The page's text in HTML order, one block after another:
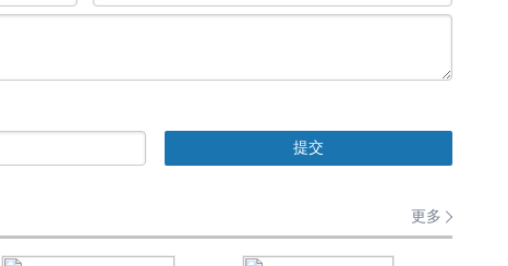
更多